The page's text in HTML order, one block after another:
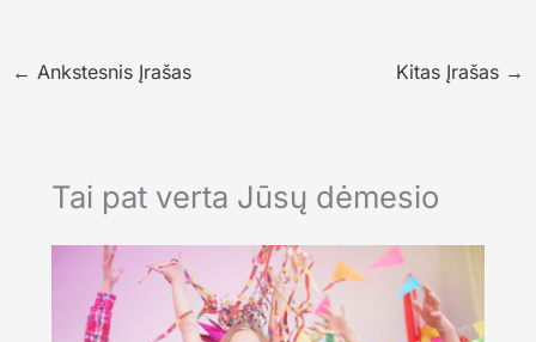
← Ankstesnis Įrašas Kitas Įrašas →
Tai pat verta Jūsų dėmesio